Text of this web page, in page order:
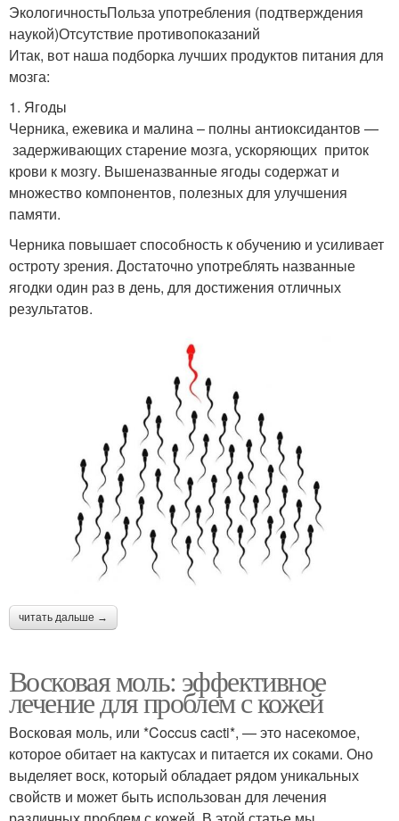
ЭкологичностьПольза употребления (подтверждения
наукой)Отсутствие противопоказаний
Итак, вот наша подборка лучших продуктов питания для
мозга:
1. Ягоды
Черника, ежевика и малина – полны антиоксидантов —
задерживающих старение мозга, ускоряющих приток
крови к мозгу. Вышеназванные ягоды содержат и
множество компонентов, полезных для улучшения
памяти.
Черника повышает способность к обучению и усиливает
остроту зрения. Достаточно употреблять названные
ягодки один раз в день, для достижения отличных
результатов.
читать дальше →
Восковая моль: эффективное
лечение для проблем с кожей
Восковая моль, или *Coccus cacti*, — это насекомое,
которое обитает на кактусах и питается их соками. Оно
выделяет воск, который обладает рядом уникальных
свойств и может быть использован для лечения